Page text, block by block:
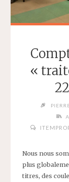
«
Nous nous
plus
titres, des